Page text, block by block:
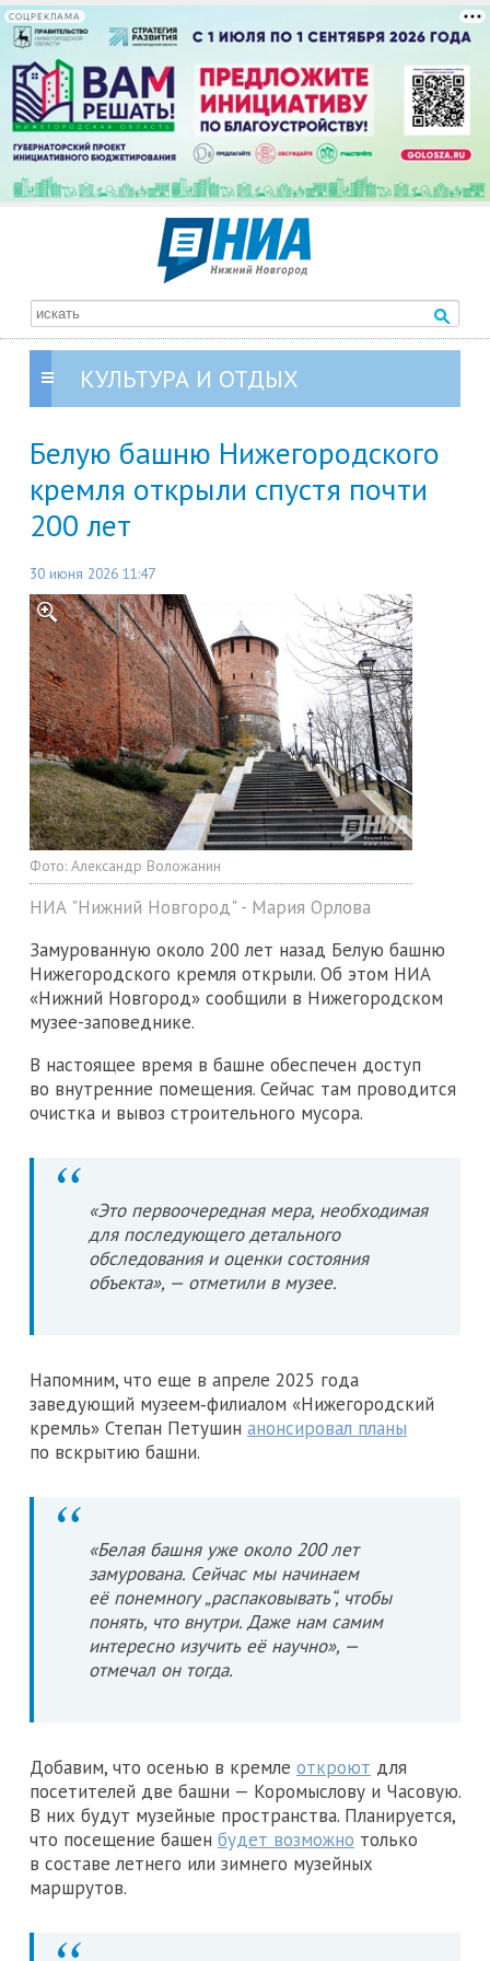
СОЦРЕКЛАМА
КУЛЬТУРА И ОТДЫХ
Белую башню Нижегородского
кремля открыли спустя почти
200 лет
30 июня 2026 11:47
Фото: Александр Воложанин
НИА "Нижний Новгород" - Мария Орлова
Замурованную около 200 лет назад Белую башню
Нижегородского кремля открыли. Об этом НИА
«Нижний Новгород» сообщили в Нижегородском
музее-заповеднике.
В настоящее время в башне обеспечен доступ
во внутренние помещения. Сейчас там проводится
очистка и вывоз строительного мусора.
«Это первоочередная мера, необходимая
для последующего детального
обследования и оценки состояния
объекта», — отметили в музее.
Напомним, что еще в апреле 2025 года
заведующий музеем‑филиалом «Нижегородский
кремль» Степан Петушин анонсировал планы
по вскрытию башни.
«Белая башня уже около 200 лет
замурована. Сейчас мы начинаем
её понемногу „распаковывать“, чтобы
понять, что внутри. Даже нам самим
интересно изучить её научно», —
отмечал он тогда.
Добавим, что осенью в кремле откроют для
посетителей две башни — Коромыслову и Часовую.
В них будут музейные пространства. Планируется,
что посещение башен будет возможно только
в составе летнего или зимнего музейных
маршрутов.